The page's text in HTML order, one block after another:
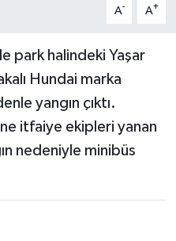
A- A+
park halindeki Yaşar
Hundai marka
yangın çıktı.
itfaiye ekipleri yanan
nedeniyle minibüs